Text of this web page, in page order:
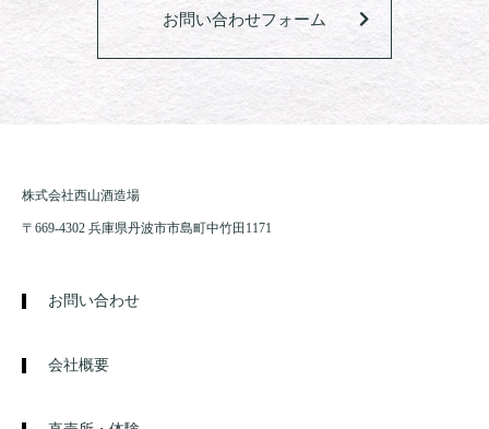
お問い合わせフォーム
株式会社西山酒造場
〒669-4302 兵庫県丹波市市島町中竹田1171
お問い合わせ
会社概要